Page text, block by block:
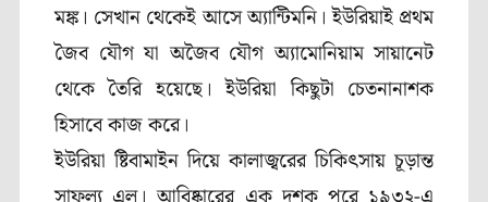
মঙ্ক। সেখান থেকেই আসে অ্যান্টিমনি। ইউরিয়াই প্রথম
জৈব যৌগ যা অজৈব যৌগ অ্যামোনিয়াম সায়ানেট
থেকে তৈরি হয়েছে। ইউরিয়া কিছুটা চেতনানাশক
হিসাবে কাজ করে।
ইউরিয়া ষ্টিবামাইন দিয়ে কালাজ্বরের চিকিৎসায় চূড়ান্ত